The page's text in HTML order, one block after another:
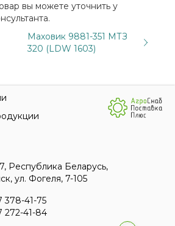
вы можете уточнить у
Маховик 9881-351 МТЗ
320 (LDW 1603)
Республика Беларусь,
ул. Фогеля, 7-105
378-41-75
272-41-84